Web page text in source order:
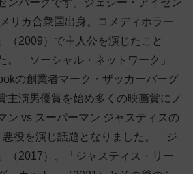
ンバーグです。ジェシー・アイゼン
リカ合衆国出身。コメディホラー
（2009）で主人公を演じたこと
。「ソーシャル・ネットワーク」
の創業者マーク・ザッカーバーグ
主演男優賞を始め多くの映画賞にノ
ン vs スーパーマン ジャスティスの
役を演じ話題となりました。「ジ
（2017）、「ジャスティス・リー